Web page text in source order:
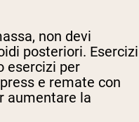
non devi
posteriori. Esercizi
esercizi per
e remate con
aumentare la